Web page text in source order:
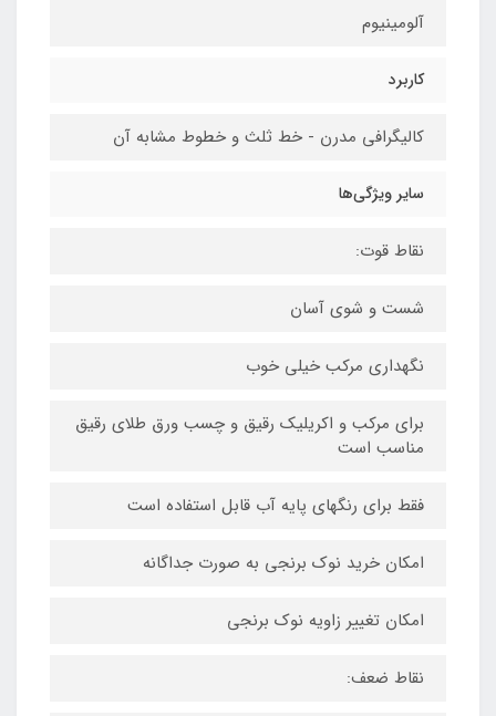
آلومینیوم
کاربرد
کالیگرافی مدرن - خط ثلث و خطوط مشابه آن
سایر ویژگی‌ها
نقاط قوت:
شست و شوی آسان
نگهداری مرکب خیلی خوب
برای مرکب و اکریلیک رقیق و چسب ورق طلای رقیق
مناسب است
فقط برای رنگهای پایه آب قابل استفاده است
امکان خرید نوک برنجی به صورت جداگانه
امکان تغییر زاویه نوک برنجی
نقاط ضعف: